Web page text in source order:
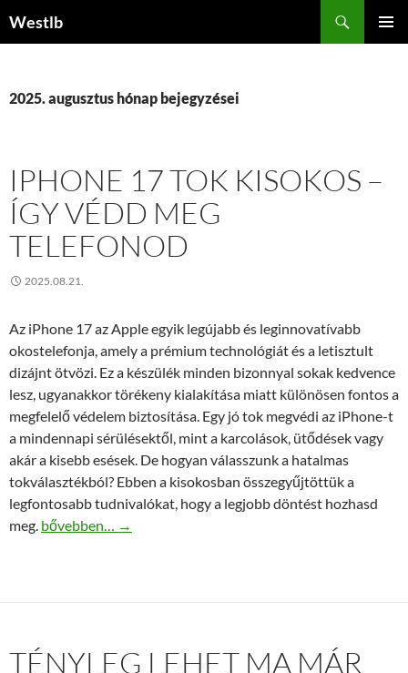
Westlb
2025. augusztus hónap bejegyzései
IPHONE 17 TOK KISOKOS –
ÍGY VÉDD MEG
TELEFONOD
2025.08.21.
Az iPhone 17 az Apple egyik legújabb és leginnovatívabb
okostelefonja, amely a prémium technológiát és a letisztult
dizájnt ötvözi. Ez a készülék minden bizonnyal sokak kedvence
lesz, ugyanakkor törékeny kialakítása miatt különösen fontos a
megfelelő védelem biztosítása. Egy jó tok megvédi az iPhone-t
a mindennapi sérülésektől, mint a karcolások, ütődések vagy
akár a kisebb esések. De hogyan válasszunk a hatalmas
tokválasztékból? Ebben a kisokosban összegyűjtöttük a
legfontosabb tudnivalókat, hogy a legjobb döntést hozhasd
meg. iPhone 17 tok kisokos – így védd meg telefonod
bővebben… →
TÉNYLEG LEHET MA MÁR